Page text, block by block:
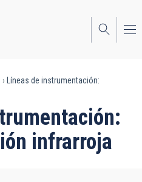
Líneas de instrumentación:
infrarroja